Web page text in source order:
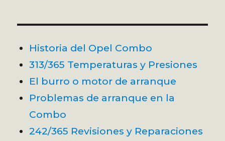
Historia del Opel Combo
313/365 Temperaturas y Presiones
El burro o motor de arranque
Problemas de arranque en la
Combo
242/365 Revisiones y Reparaciones